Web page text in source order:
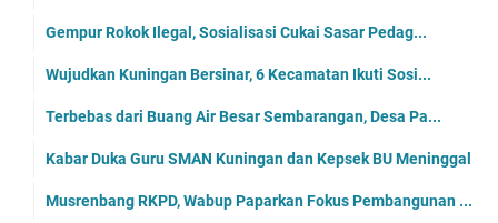
Gempur Rokok Ilegal, Sosialisasi Cukai Sasar Pedag...
Wujudkan Kuningan Bersinar, 6 Kecamatan Ikuti Sosi...
Terbebas dari Buang Air Besar Sembarangan, Desa Pa...
Kabar Duka Guru SMAN Kuningan dan Kepsek BU Meninggal
Musrenbang RKPD, Wabup Paparkan Fokus Pembangunan ...